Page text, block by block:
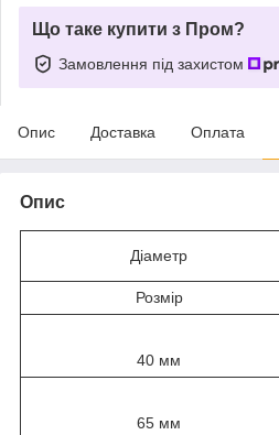
Що таке купити з Пром?
Замовлення під захистом
Опис Доставка Оплата
Опис
Діаметр
Розмір
40 мм
65 мм